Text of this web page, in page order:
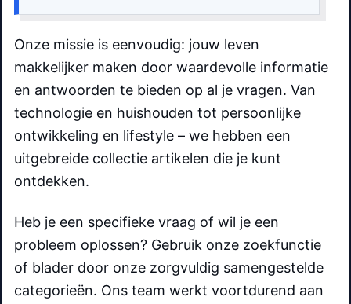
Onze missie is eenvoudig: jouw leven
makkelijker maken door waardevolle informatie
en antwoorden te bieden op al je vragen. Van
technologie en huishouden tot persoonlijke
ontwikkeling en lifestyle – we hebben een
uitgebreide collectie artikelen die je kunt
ontdekken.
Heb je een specifieke vraag of wil je een
probleem oplossen? Gebruik onze zoekfunctie
of blader door onze zorgvuldig samengestelde
categorieën. Ons team werkt voortdurend aan